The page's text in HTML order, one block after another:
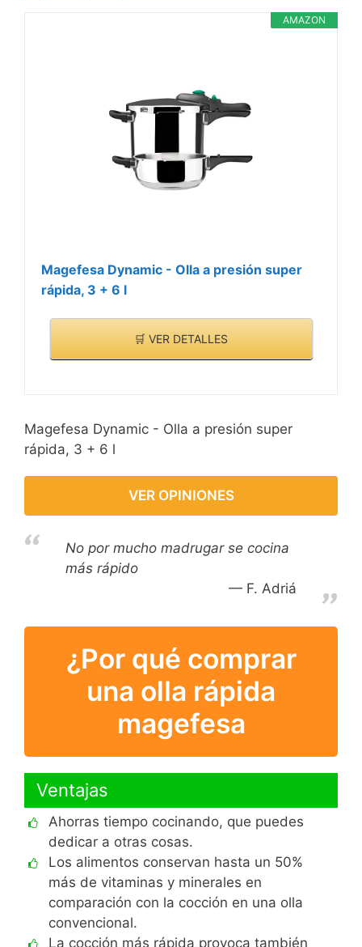
AMAZON
Magefesa Dynamic - Olla a presión super
rápida, 3 + 6 l
🛒 VER DETALLES
Magefesa Dynamic - Olla a presión super
rápida, 3 + 6 l
VER OPINIONES
No por mucho madrugar se cocina
más rápido
F. Adriá
¿Por qué comprar
una olla rápida
magefesa
Ventajas
Ahorras tiempo cocinando, que puedes
dedicar a otras cosas.
Los alimentos conservan hasta un 50%
más de vitaminas y minerales en
comparación con la cocción en una olla
convencional.
La cocción más rápida provoca también